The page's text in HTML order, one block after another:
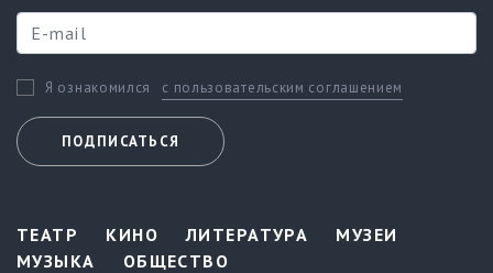
Я ознакомился с пользовательским соглашением
ПОДПИСАТЬСЯ
ТЕАТР КИНО ЛИТЕРАТУРА
МУЗЕИ
МУЗЫКА
ОБЩЕСТВО